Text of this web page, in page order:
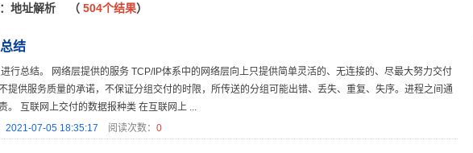
地址解析 （ 504个结果）
结
行总结。 网络层提供的服务 TCP/IP体系中的网络层向上只提供简单灵活的、无连接的、尽最大努力交付
提供服务质量的承诺，不保证分组交付的时限，所传送的分组可能出错、丢失、重复、失序。进程之间通
。 互联网上交付的数据报种类 在互联网上 ...
2021-07-05 18:35:17 阅读次数： 0